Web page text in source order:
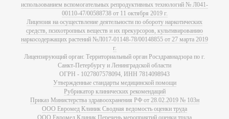
использованием вспомогательных репродуктивных технологий № Л041-
00110-47/00588738 от 11 октября 2019 г.
Лицензия на осуществление деятельности по обороту наркотических
средств, психотропных веществ и их прекурсоров, культивированию
наркосодержащих растений №Л017-01148-78/00148855 от 27 марта 2019
г.
Лицензирующий орган: Территориальный орган Росздравнадзора по г.
Санкт-Петербургу и Ленинградской области
ОГРН - 1027807578094, ИНН 7814098943
Утвержденные стандарты медицинской помощи
Рубрикатор клинических рекомендаций
Приказ Министерства здравоохранения РФ от 28.02.2019 № 103н
ООО Евромед Клиник Сводная ведомость оценки труда
ООО Евромед Клиник Перечень мероприятий оценки труда